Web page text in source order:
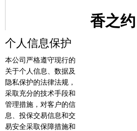
香之约
个人信息保护
本公司严格遵守现行的
关于个人信息、数据及
隐私保护的法律法规，
采取充分的技术手段和
管理措施，对客户的信
息、投保交易信息和交
易安全采取保障措施和